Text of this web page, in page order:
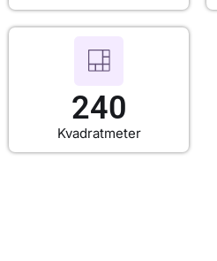
240
Kvadratmeter